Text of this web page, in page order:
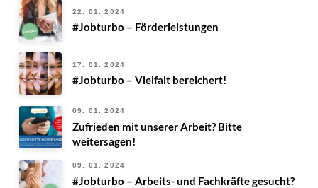
22. 01. 2024
#Jobturbo – Förderleistungen
17. 01. 2024
#Jobturbo – Vielfalt bereichert!
09. 01. 2024
Zufrieden mit unserer Arbeit? Bitte
weitersagen!
09. 01. 2024
#Jobturbo – Arbeits- und Fachkräfte gesucht?